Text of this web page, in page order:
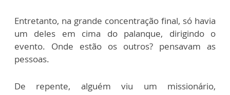
Entretanto, na grande concentração final, só havia
um deles em cima do palanque, dirigindo o
evento. Onde estão os outros? pensavam as
pessoas.
De repente, alguém viu um missionário,